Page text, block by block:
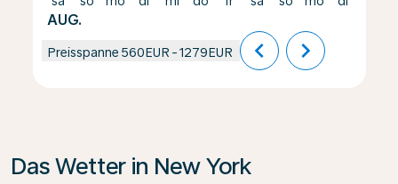
AUG.
Preisspanne 560EUR -1279EUR chevron_left chevron_right
Das Wetter in New York